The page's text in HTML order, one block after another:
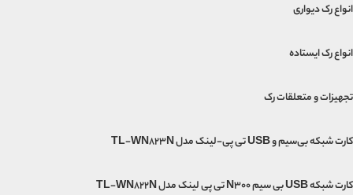
انواع رک دیواری
انواع رک ایستاده
تجهیزات و متعلقات رک
کارت شبکه بی‌سیم و USB تی پی-لینک مدل TL-WN823N
کارت شبکه USB بی‌ سیم N300 تی پی لینک مدل TL-WN822N